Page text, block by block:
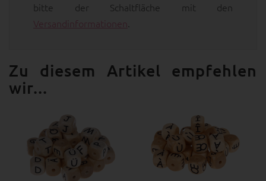
bitte der Schaltfläche mit den
Versandinformationen
Zu diesem Artikel empfehlen
wir...